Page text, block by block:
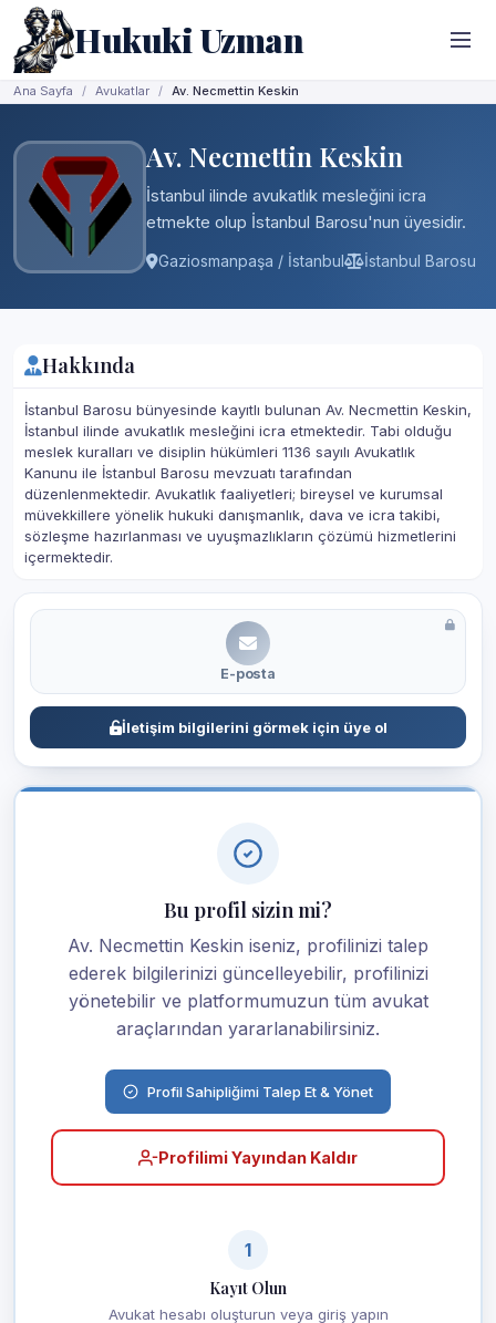
Hukuki Uzman
Ana Sayfa Avukatlar Av. Necmettin Keskin
Av. Necmettin Keskin
İstanbul ilinde avukatlık mesleğini icra
etmekte olup İstanbul Barosu'nun üyesidir.
Gaziosmanpaşa / İstanbul İstanbul Barosu
Hakkında
İstanbul Barosu bünyesinde kayıtlı bulunan Av. Necmettin Keskin,
İstanbul ilinde avukatlık mesleğini icra etmektedir. Tabi olduğu
meslek kuralları ve disiplin hükümleri 1136 sayılı Avukatlık
Kanunu ile İstanbul Barosu mevzuatı tarafından
düzenlenmektedir. Avukatlık faaliyetleri; bireysel ve kurumsal
müvekkillere yönelik hukuki danışmanlık, dava ve icra takibi,
sözleşme hazırlanması ve uyuşmazlıkların çözümü hizmetlerini
içermektedir.
E-posta
İletişim bilgilerini görmek için üye ol
Bu profil sizin mi?
Av. Necmettin Keskin iseniz, profilinizi talep
ederek bilgilerinizi güncelleyebilir, profilinizi
yönetebilir ve platformumuzun tüm avukat
araçlarından yararlanabilirsiniz.
Profil Sahipliğimi Talep Et & Yönet
Profilimi Yayından Kaldır
1
Kayıt Olun
Avukat hesabı oluşturun veya giriş yapın